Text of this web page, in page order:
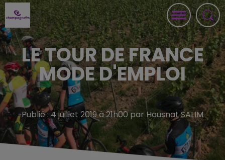
LE TOUR DE FRANCE
MODE D'EMPLOI
Publié : 4 juillet 2019 à 21h00 par Housnat SALIM